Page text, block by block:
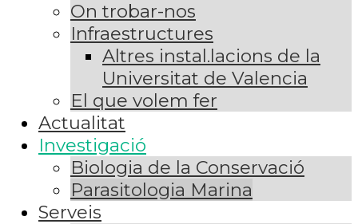
On trobar-nos
Infraestructures
Altres instal.lacions de la
Universitat de Valencia
El que volem fer
Actualitat
Investigació
Biologia de la Conservació
Parasitologia Marina
Serveis